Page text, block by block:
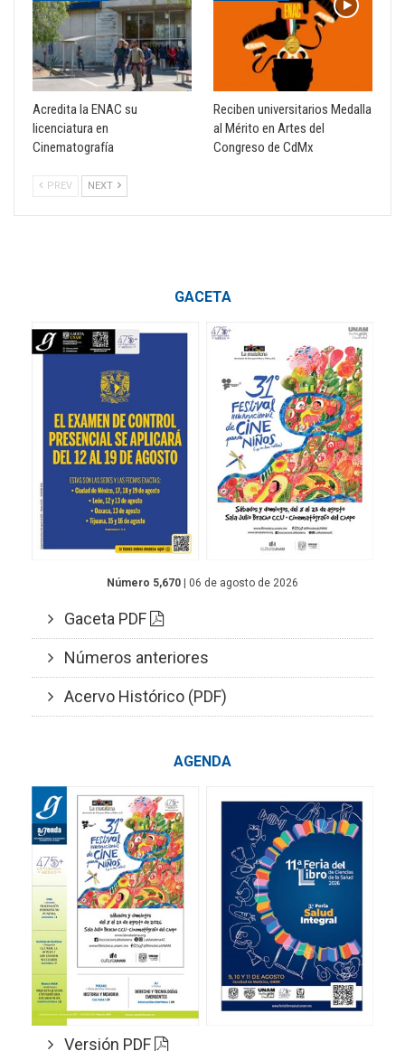
Acredita la ENAC su
licenciatura en
Cinematografía
Reciben universitarios Medalla
al Mérito en Artes del
Congreso de CdMx
PREV NEXT
GACETA
Número 5,670 | 06 de agosto de 2026
Gaceta PDF
Números anteriores
Acervo Histórico (PDF)
AGENDA
Versión PDF